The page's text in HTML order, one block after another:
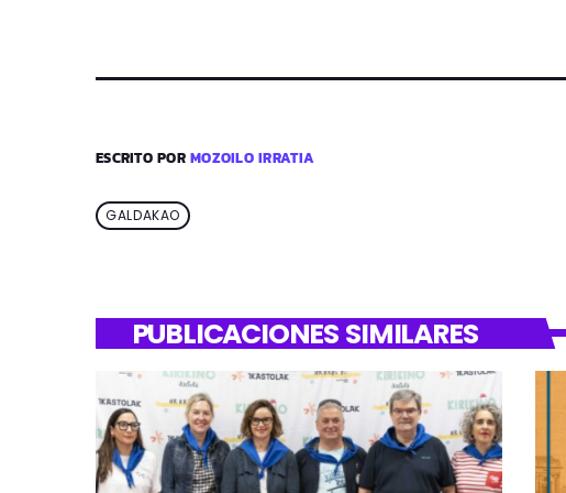
ESCRITO PORMOZOILO IRRATIA
GALDAKAO
PUBLICACIONES SIMILARES